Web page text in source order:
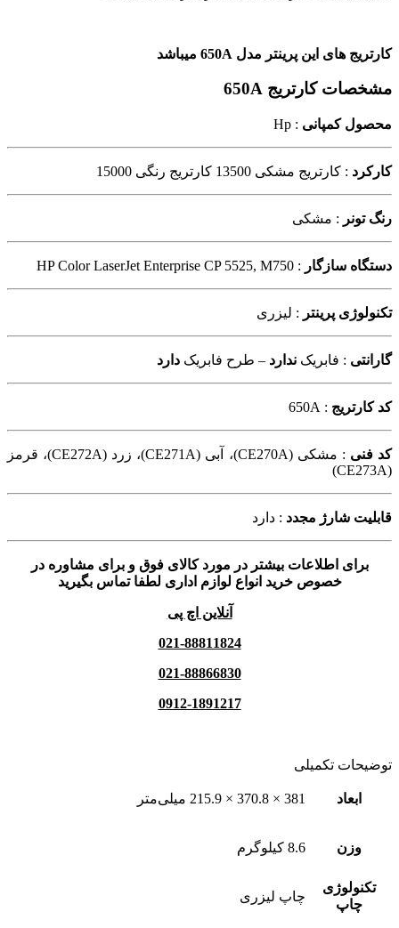
کارتریج های این پرینتر مدل 650A میباشد
مشخصات کارتریج 650A
محصول کمپانی : Hp
کارکرد : کارتریج مشکی 13500 کارتریج رنگی 15000
رنگ تونر : مشکی
دستگاه سازگار : HP Color LaserJet Enterprise CP 5525, M750
تکنولوژی پرینتر : لیزری
گارانتی : فابریک ندارد – طرح فابریک دارد
کد کارتریج : 650A
کد فنی :
مشکی (CE270A)، آبی (CE271A)، زرد (CE272A)، قرمز
(CE273A)
قابلیت شارژ مجدد : دارد
برای اطلاعات بیشتر در مورد کالای فوق و برای مشاوره در
خصوص خرید انواع لوازم اداری لطفا تماس بگیرید
آنلاین اچ پی
021-88811824
021-88866830
0912-1891217
توضیحات تکمیلی
ابعاد 381 × 370.8 × 215.9 میلی‌متر
وزن 8.6 کیلوگرم
تکنولوژی
چاپ
چاپ لیزری